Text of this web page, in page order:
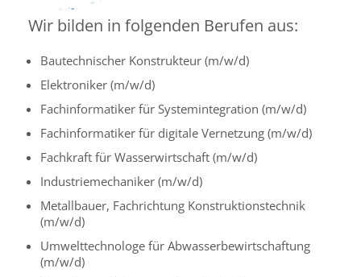
Wir bilden in folgenden Berufen aus:
Bautechnischer Konstrukteur (m/w/d)
Elektroniker (m/w/d)
Fachinformatiker für Systemintegration (m/w/d)
Fachinformatiker für digitale Vernetzung (m/w/d)
Fachkraft für Wasserwirtschaft (m/w/d)
Industriemechaniker (m/w/d)
Metallbauer, Fachrichtung Konstruktionstechnik
(m/w/d)
Umwelttechnologe für Abwasserbewirtschaftung
(m/w/d)